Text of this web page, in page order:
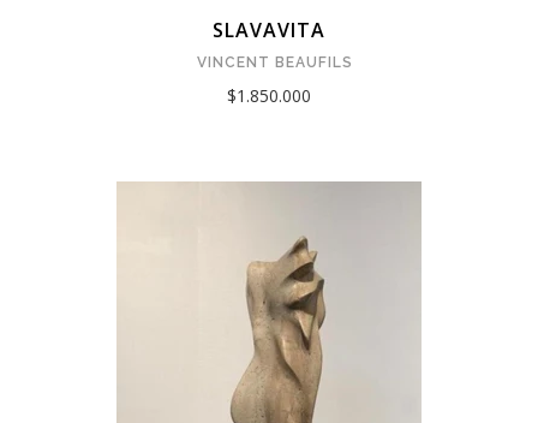
SLAVAVITA
VINCENT BEAUFILS
$1.850.000